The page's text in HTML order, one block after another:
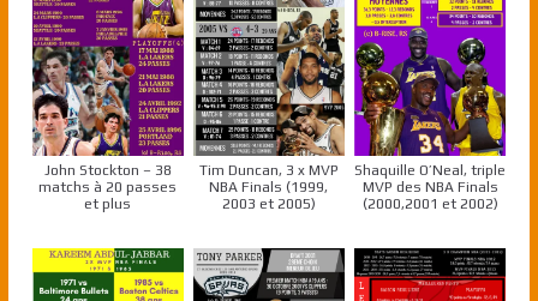
John Stockton – 38
matchs à 20 passes
et plus
Tim Duncan, 3 x MVP
NBA Finals (1999,
2003 et 2005)
Shaquille O’Neal, triple
MVP des NBA Finals
(2000,2001 et 2002)